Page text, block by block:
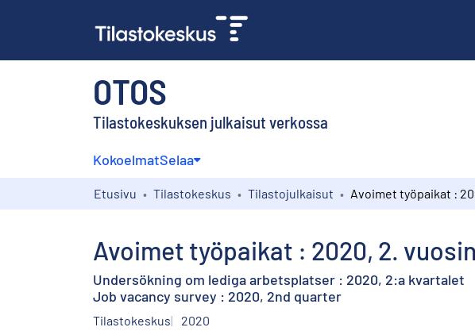
OTOS
Tilastokeskuksen julkaisut verkossa
KokoelmatSelaa
Etusivu Tilastokeskus Tilastojulkaisut
Avoimet työpaikat : 2020, 2.
Undersökning om lediga arbetsplatser : 2020, 2:a kvartalet
Job vacancy survey : 2020, 2nd quarter
Tilastokeskus 2020